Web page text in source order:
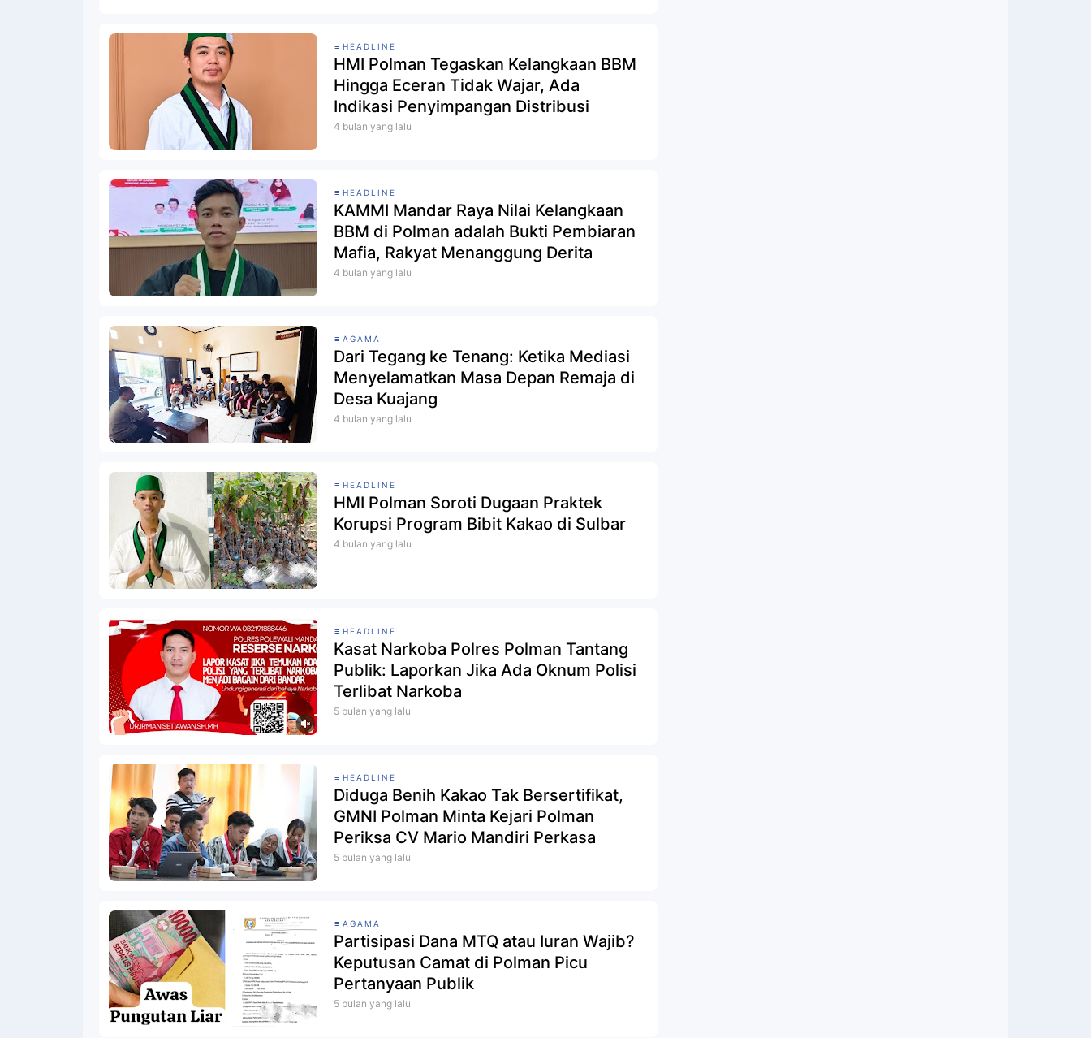
HEADLINE
HMI Polman Tegaskan Kelangkaan BBM
Hingga Eceran Tidak Wajar, Ada
Indikasi Penyimpangan Distribusi
4 bulan yang lalu
HEADLINE
KAMMI Mandar Raya Nilai Kelangkaan
BBM di Polman adalah Bukti Pembiaran
Mafia, Rakyat Menanggung Derita
4 bulan yang lalu
AGAMA
Dari Tegang ke Tenang: Ketika Mediasi
Menyelamatkan Masa Depan Remaja di
Desa Kuajang
4 bulan yang lalu
HEADLINE
HMI Polman Soroti Dugaan Praktek
Korupsi Program Bibit Kakao di Sulbar
4 bulan yang lalu
HEADLINE
Kasat Narkoba Polres Polman Tantang
Publik: Laporkan Jika Ada Oknum Polisi
Terlibat Narkoba
5 bulan yang lalu
HEADLINE
Diduga Benih Kakao Tak Bersertifikat,
GMNI Polman Minta Kejari Polman
Periksa CV Mario Mandiri Perkasa
5 bulan yang lalu
AGAMA
Partisipasi Dana MTQ atau Iuran Wajib?
Keputusan Camat di Polman Picu
Pertanyaan Publik
5 bulan yang lalu